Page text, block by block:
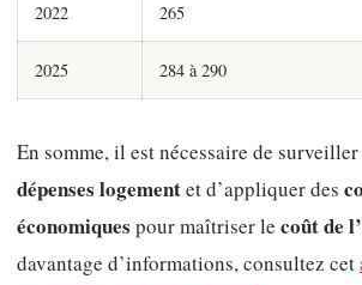
2022 265
2025 284 à 290
En somme, il est nécessaire de
dépenses logementet d’appliquer des
économiques pour maîtriser le coût de
davantage d’informations, consultez cet